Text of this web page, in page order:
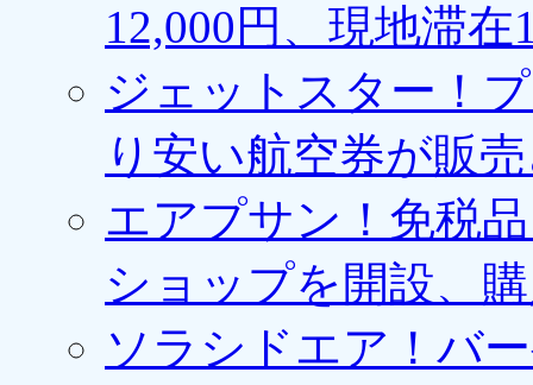
12,000円、現地滞
ジェットスター！
り安い航空券が販
エアプサン！免税
ショップを開設、
ソラシドエア！バ